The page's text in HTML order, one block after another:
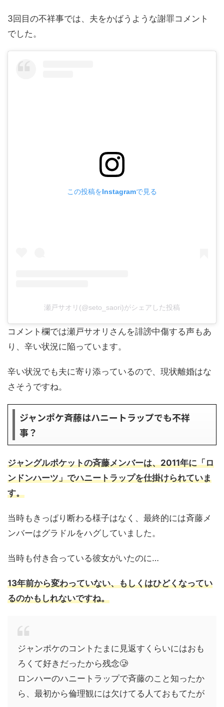
3回目の不祥事では、夫をかばうような謝罪コメント
でした。
この投稿をInstagramで見る
瀬戸サオリ(@seto_saori)がシェアした投稿
コメント欄では瀬戸サオリさんを誹謗中傷する声もあ
り、辛い状況に陥っています。
辛い状況でも夫に寄り添っているので、現状離婚はな
さそうですね。
ジャンポケ斉藤はハニートラップでも不祥
事？
ジャングルポケットの斉藤メンバーは、2011年に「ロ
ンドンハーツ」でハニートラップを仕掛けられていま
す。
当時もきっぱり断わる様子はなく、最終的には斉藤メ
ンバーはグラドルをハグしていました。
当時も付き合っている彼女がいたのに…
13年前から変わっていない、もしくはひどくなってい
るのかもしれないですね。
ジャンポケのコントたまに見返すくらいにはおも
ろくて好きだったから残念🥲
ロンハーのハニートラップで斉藤のこと知ったか
ら、最初から倫理観には欠けてる人ておもてたが